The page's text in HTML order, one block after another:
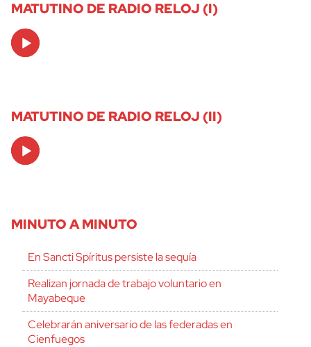
MATUTINO DE RADIO RELOJ (I)
Audio
Player
MATUTINO DE RADIO RELOJ (II)
Audio
Player
MINUTO A MINUTO
En Sancti Spíritus persiste la sequía
Realizan jornada de trabajo voluntario en
Mayabeque
Celebrarán aniversario de las federadas en
Cienfuegos